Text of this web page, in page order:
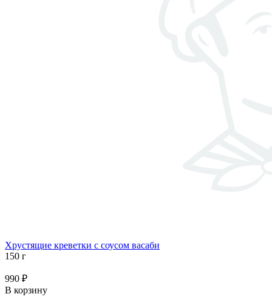
Хрустящие креветки с соусом васаби
150 г
990 ₽
В корзину